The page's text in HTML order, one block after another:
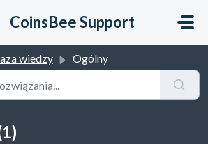
CoinsBee Support
wiedzy Ogólny